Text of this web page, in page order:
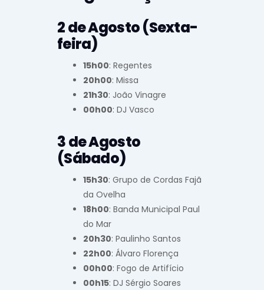
2 de Agosto (Sexta-
feira)
15h00: Regentes
20h00: Missa
21h30: João Vinagre
00h00: DJ Vasco
3 de Agosto
(Sábado)
15h30: Grupo de Cordas Fajã
da Ovelha
18h00: Banda Municipal Paul
do Mar
20h30: Paulinho Santos
22h00: Álvaro Florença
00h00: Fogo de Artifício
00h15: DJ Sérgio Soares